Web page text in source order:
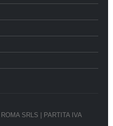
SRLS | PARTITA IVA